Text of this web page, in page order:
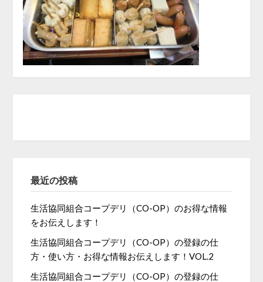
最近の投稿
生活協同組合コープデリ（CO-OP）のお得な情報
をお伝えします！
生活協同組合コープデリ（CO-OP）の登録の仕
方・使い方・お得な情報お伝えします！VOL.2
生活協同組合コープデリ（CO-OP）の登録の仕